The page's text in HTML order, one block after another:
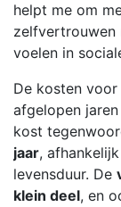
helpt me om
zelfvertrouwen
voelen in
De kosten
afgelopen
kost
jaar,
levensduur. De
klein deel, en